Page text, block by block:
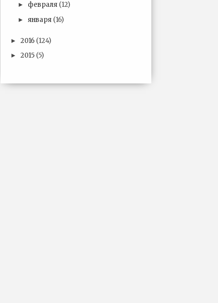
► февраля (12)
► января (16)
► 2016 (124)
► 2015 (5)